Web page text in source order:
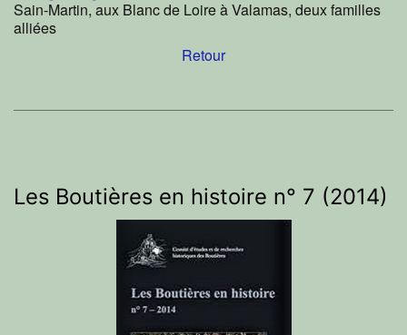
Sain-Martin, aux Blanc de Loire à Valamas, deux familles
alliées
Retour
Les Boutières en histoire n° 7 (2014)